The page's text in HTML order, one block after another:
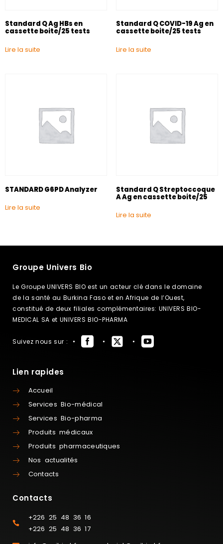
Standard Q Ag HBs en
cassette boite/25 tests
Lire la suite
Standard Q COVID-19 Ag en
cassette boite/25 tests
Lire la suite
STANDARD G6PD Analyzer
Lire la suite
Standard Q Streptoccoque
A Ag en cassette boite/25
Lire la suite
Groupe Univers Bio
Le Groupe UNIVERS BIO est un acteur clé dans le domaine
de la santé au Burkina Faso et en Afrique de l’Ouest,
constitué de deux filiales complémentaires: UNIVERS BIO-
MEDICAL SA et UNIVERS BIO-PHARMA
Suivez nous sur :
Lien rapides
Accueil
Services Bio-médical
Services Bio-pharma
Produits médicaux
Produits pharmaceutiques
Nos actualités
Contacts
Contacts
+226 25 48 36 16
+226 25 48 36 17